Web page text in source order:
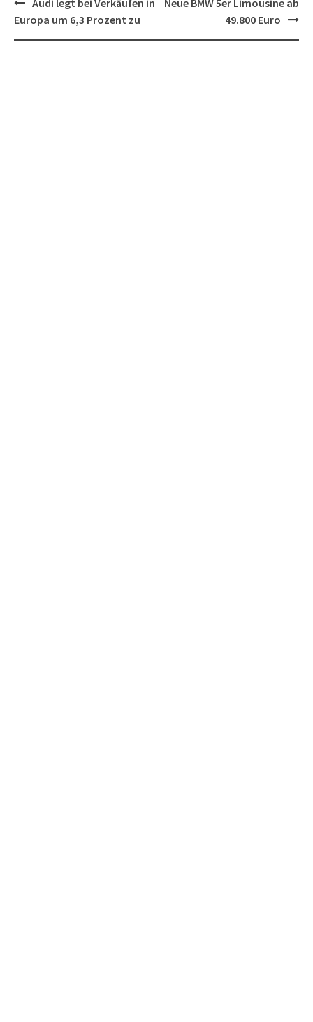
navigation
Audi legt bei Verkäufen in
Europa um 6,3 Prozent zu
Neue BMW 5er Limousine ab
49.800 Euro